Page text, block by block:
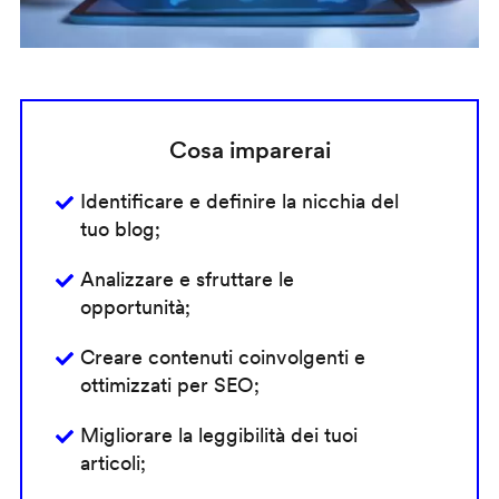
Cosa imparerai
Identificare e definire la nicchia del
tuo blog;
Analizzare e sfruttare le
opportunità;
Creare contenuti coinvolgenti e
ottimizzati per SEO;
Migliorare la leggibilità dei tuoi
articoli;